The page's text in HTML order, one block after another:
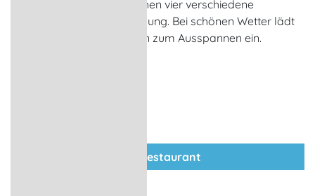
Restaurant. Für Feiern stehen vier verschiedene
Räumlichkeiten zur Verfügung. Bei schönen Wetter lädt
der herrliche Mühlengarten zum Ausspannen ein.
zum Restaurant